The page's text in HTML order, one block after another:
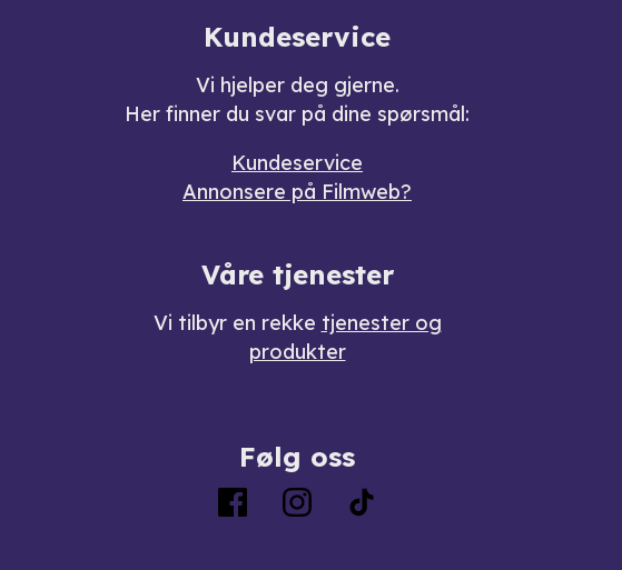
Kundeservice
Vi hjelper deg gjerne.
Her finner du svar på dine spørsmål:
Kundeservice
Annonsere på Filmweb?
Våre tjenester
Vi tilbyr en rekke tjenester og
produkter
Følg oss